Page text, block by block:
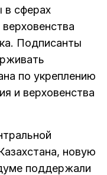
в сферах
Подписанты
по укреплению
и верховенства
новую
поддержали